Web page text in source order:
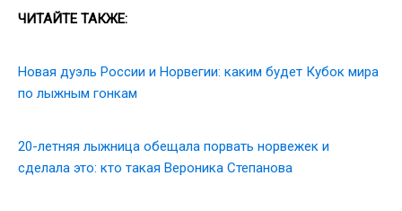
ЧИТАЙТЕ ТАКЖЕ:
Новая дуэль России и Норвегии: каким будет Кубок мира
по лыжным гонкам
20-летняя лыжница обещала порвать норвежек и
сделала это: кто такая Вероника Степанова